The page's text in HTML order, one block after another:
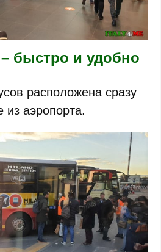
быстро и удобно
расположена сразу
из аэропорта.